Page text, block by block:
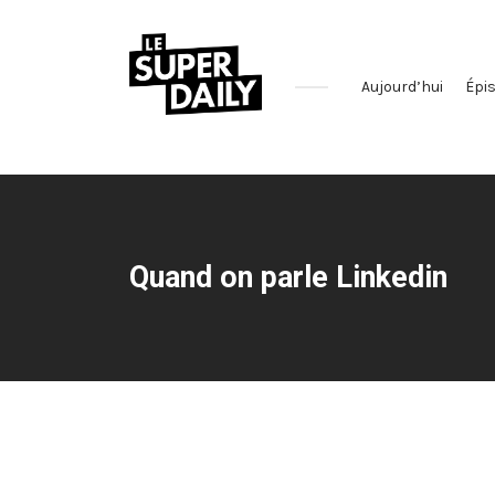
podcast
des
Aujourd’hui
Quand on parle Linkedin